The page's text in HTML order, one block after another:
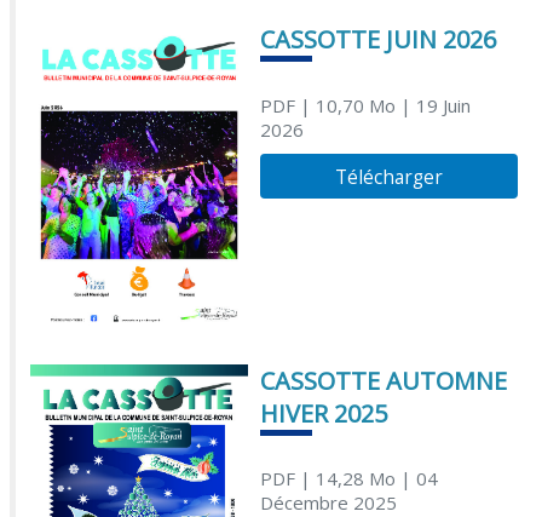
CASSOTTE JUIN 2026
PDF| 10,70 Mo | 19 Juin
2026
Télécharger
CASSOTTE AUTOMNE
HIVER 2025
PDF| 14,28 Mo | 04
Décembre 2025